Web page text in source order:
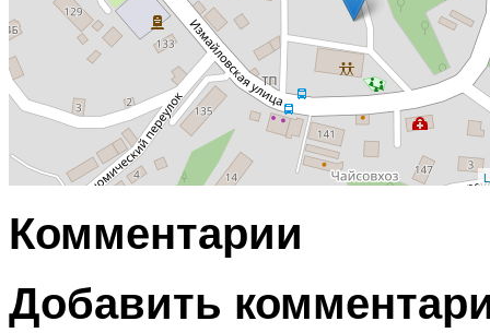
Комментарии
Добавить